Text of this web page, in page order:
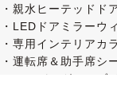
・親水ヒーテッドド
・LEDドアミラーウ
・専用インテリアカ
・運転席＆助手席シ
・アッパーグローブ